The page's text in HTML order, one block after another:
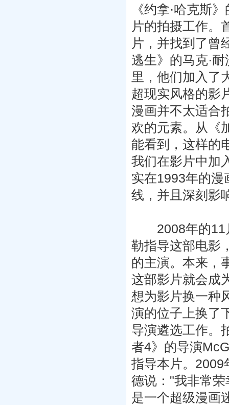
《约拿·哈克斯
片的拍摄工作。
片，并找到了曾
逃生》的马克·
里，他们加入了
超现实风格的影
漫画并不太适合
欢的元素。从《
能看到，这样的
我们在影片中加
实在1993年的漫
线，并且深刻影
2008年的11月
勒指导这部电影
的主演。本来，
这部影片就会成
想为影片换一种
演的位子上换了
导演遴选工作。
者4》的导演
指导本片。2009
德说："我非常
是一个超级漫画